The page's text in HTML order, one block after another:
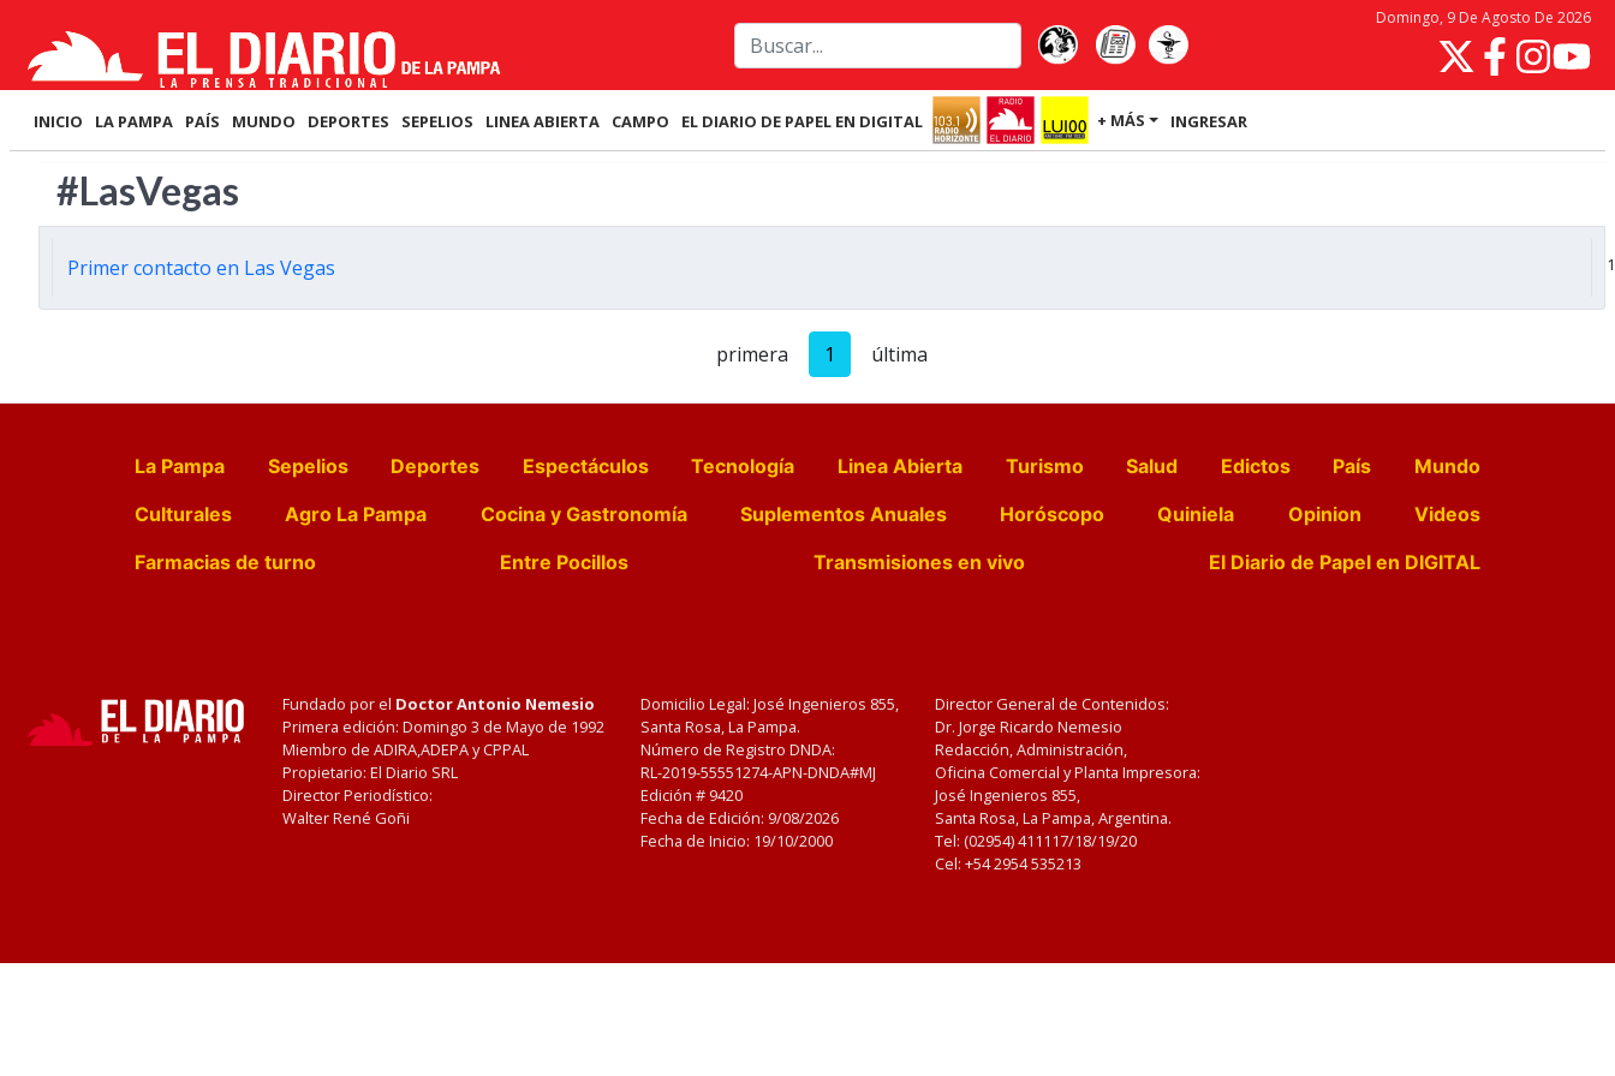
Domingo, 9 De Agosto De 2026
INICIO LA PAMPA PAÍS MUNDO DEPORTES SEPELIOS LINEA ABIERTA CAMPO EL DIARIO DE PAPEL EN DIGITAL + MÁS INGRESAR
#LasVegas
Primer contacto en Las Vegas
primera 1 última
La Pampa Sepelios Deportes Espectáculos Tecnología Linea Abierta Turismo Salud Edictos País
Mundo
Culturales
Agro La Pampa Cocina y Gastronomía Suplementos Anuales Horóscopo Quiniela Opinion
Videos
Farmacias de turno
Entre Pocillos Transmisiones en vivo El Diario de Papel en DIGITAL
Fundado por el Doctor Antonio Nemesio
Primera edición: Domingo 3 de Mayo de 1992
Miembro de ADIRA,ADEPA y CPPAL
Propietario: El Diario SRL
Director Periodístico:
Walter René Goñi
Domicilio Legal: José Ingenieros 855,
Santa Rosa, La Pampa.
Número de Registro DNDA:
RL-2019-55551274-APN-DNDA#MJ
Edición # 9420
Fecha de Edición: 9/08/2026
Fecha de Inicio: 19/10/2000
Director General de Contenidos:
Dr. Jorge Ricardo Nemesio
Redacción, Administración,
Oficina Comercial y Planta Impresora:
José Ingenieros 855,
Santa Rosa, La Pampa, Argentina.
Tel: (02954) 411117/18/19/20
Cel: +54 2954 535213